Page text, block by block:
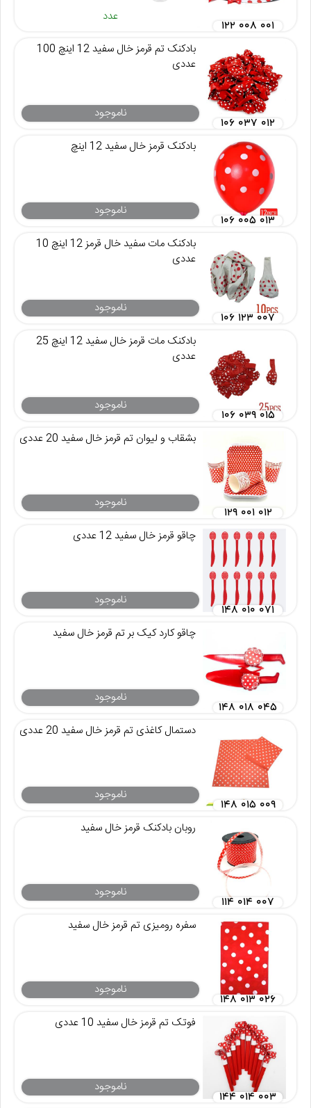
عدد
۱۲۲ ۰۰۸ ۰۰۱
بادکنک تم قرمز خال سفید 12 اینچ 100
عددی
ناموجود
۱۰۶ ۰۳۷ ۰۱۲
بادکنک قرمز خال سفید 12 اینچ
ناموجود
۱۰۶ ۰۰۵ ۰۱۳
بادکنک مات سفید خال قرمز 12 اینچ 10
عددی
ناموجود
۱۰۶ ۱۲۳ ۰۰۷
بادکنک مات قرمز خال سفید 12 اینچ 25
عددی
ناموجود
۱۰۶ ۰۳۹ ۰۱۵
بشقاب و لیوان تم قرمز خال سفید 20 عددی
ناموجود
۱۲۹ ۰۰۱ ۰۱۲
چاقو قرمز خال سفید 12 عددی
ناموجود
۱۴۸ ۰۱۰ ۰۷۱
چاقو کارد کیک بر تم قرمز خال سفید
ناموجود
۱۴۸ ۰۱۸ ۰۴۵
دستمال کاغذی تم قرمز خال سفید 20 عددی
ناموجود
۱۴۸ ۰۱۵ ۰۰۹
روبان بادکنک قرمز خال سفید
ناموجود
۱۱۴ ۰۱۴ ۰۰۷
سفره رومیزی تم قرمز خال سفید
ناموجود
۱۴۸ ۰۱۳ ۰۲۶
فوتک تم قرمز خال سفید 10 عددی
ناموجود
۱۴۴ ۰۱۴ ۰۰۳